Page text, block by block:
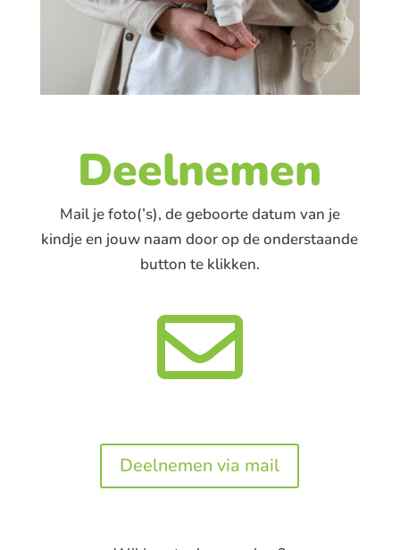
Deelnemen
Mail je foto(’s), de geboorte datum van je
kindje en jouw naam door op de onderstaande
button te klikken.

Deelnemen via mail